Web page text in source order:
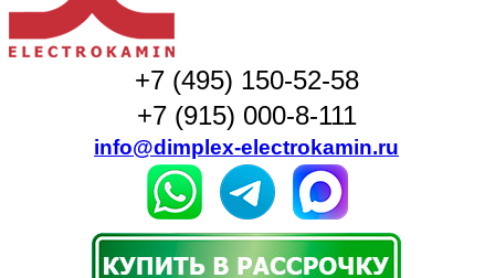
+7 (495) 150-52-58
+7 (915) 000-8-111
info@dimplex-electrokamin.ru